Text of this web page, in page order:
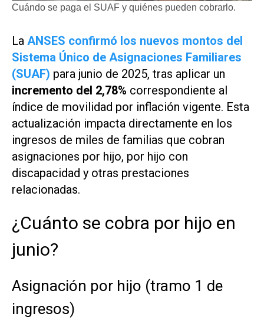
Cuándo se paga el SUAF y quiénes pueden cobrarlo.
La ANSES confirmó los nuevos montos del
Sistema Único de Asignaciones Familiares
(SUAF) para junio de 2025, tras aplicar un
incremento del 2,78% correspondiente al
índice de movilidad por inflación vigente. Esta
actualización impacta directamente en los
ingresos de miles de familias que cobran
asignaciones por hijo, por hijo con
discapacidad y otras prestaciones
relacionadas.
¿Cuánto se cobra por hijo en
junio?
Asignación por hijo (tramo 1 de
ingresos)